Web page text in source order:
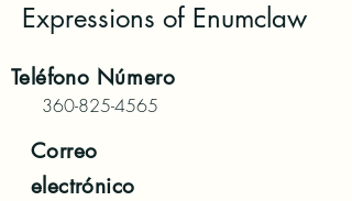
Expressions of Enumclaw
Teléfono Número
360-825-4565
Correo
electrónico